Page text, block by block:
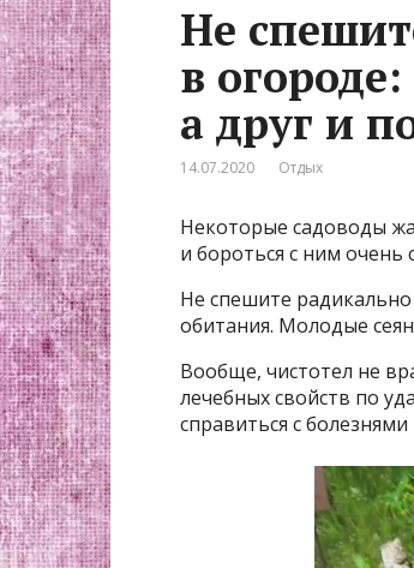
Не
в
а друг и
14.07.2020 Отдых
Некоторые садоводы
и бороться с ним очень
Не спешите радикально
обитания. Молодые
Вообще, чистотел не
лечебных свойств по
справиться с